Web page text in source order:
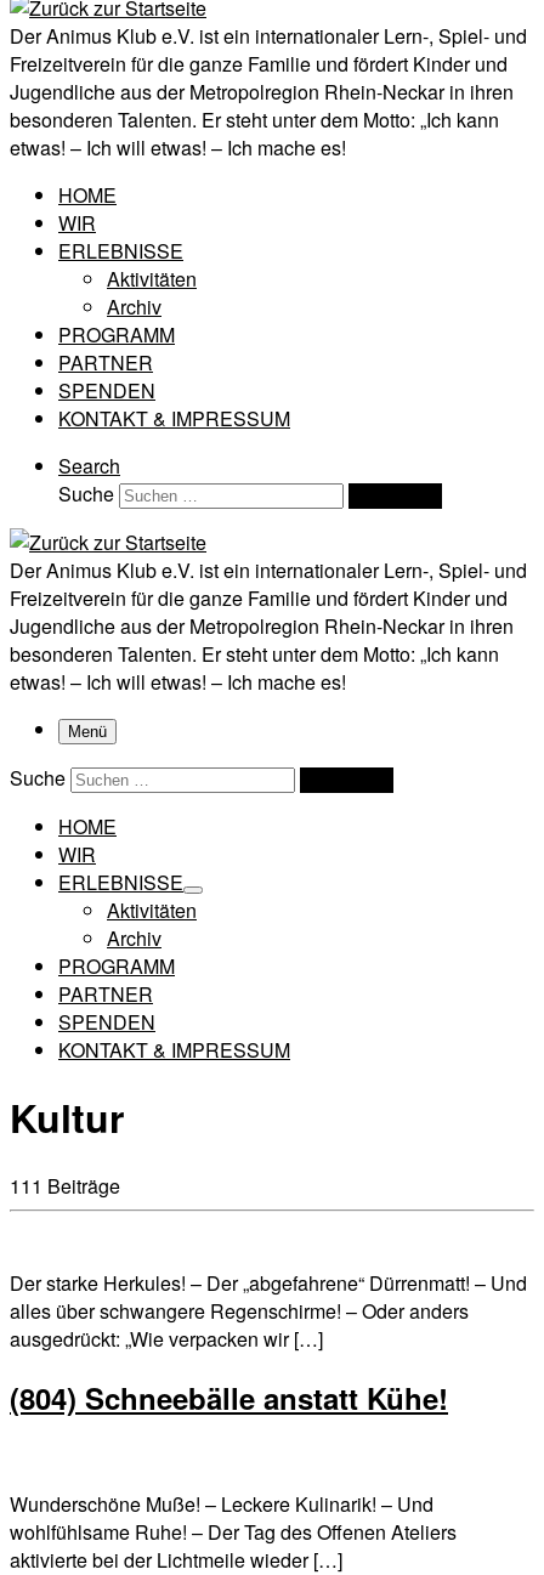
Der Animus Klub e.V. ist ein internationaler Lern-, Spiel- und
Freizeitverein für die ganze Familie und fördert Kinder und
Jugendliche aus der Metropolregion Rhein-Neckar in ihren
besonderen Talenten. Er steht unter dem Motto: „Ich kann
etwas! – Ich will etwas! – Ich mache es!
HOME
WIR
ERLEBNISSE
Aktivitäten
Archiv
PROGRAMM
PARTNER
SPENDEN
KONTAKT & IMPRESSUM
Search
Suche
Der Animus Klub e.V. ist ein internationaler Lern-, Spiel- und
Freizeitverein für die ganze Familie und fördert Kinder und
Jugendliche aus der Metropolregion Rhein-Neckar in ihren
besonderen Talenten. Er steht unter dem Motto: „Ich kann
etwas! – Ich will etwas! – Ich mache es!
Menü
Suche
HOME
WIR
ERLEBNISSE
Aktivitäten
Archiv
PROGRAMM
PARTNER
SPENDEN
KONTAKT & IMPRESSUM
Kultur
111 Beiträge
Der starke Herkules! – Der „abgefahrene“ Dürrenmatt! – Und
alles über schwangere Regenschirme! – Oder anders
ausgedrückt: „Wie verpacken wir […]
(804) Schneebälle anstatt Kühe!
Wunderschöne Muße! – Leckere Kulinarik! – Und
wohlfühlsame Ruhe! – Der Tag des Offenen Ateliers
aktivierte bei der Lichtmeile wieder […]